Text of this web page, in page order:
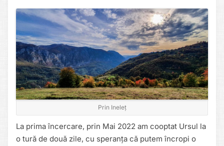
Prin Ineleț
La prima încercare, prin Mai 2022 am cooptat Ursul la
o tură de două zile, cu speranța că putem încropi o